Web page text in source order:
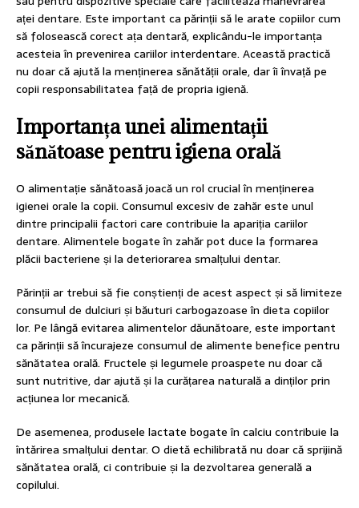
aței dentare. Este important ca părinții să le arate copiilor cum
să folosească corect ața dentară, explicându-le importanța
acesteia în prevenirea cariilor interdentare. Această practică
nu doar că ajută la menținerea sănătății orale, dar îi învață pe
copii responsabilitatea față de propria igienă.
Importanța unei alimentații
sănătoase pentru igiena orală
O alimentație sănătoasă joacă un rol crucial în menținerea
igienei orale la copii. Consumul excesiv de zahăr este unul
dintre principalii factori care contribuie la apariția cariilor
dentare. Alimentele bogate în zahăr pot duce la formarea
plăcii bacteriene și la deteriorarea smalțului dentar.
Părinții ar trebui să fie conștienți de acest aspect și să limiteze
consumul de dulciuri și băuturi carbogazoase în dieta copiilor
lor. Pe lângă evitarea alimentelor dăunătoare, este important
ca părinții să încurajeze consumul de alimente benefice pentru
sănătatea orală. Fructele și legumele proaspete nu doar că
sunt nutritive, dar ajută și la curățarea naturală a dinților prin
acțiunea lor mecanică.
De asemenea, produsele lactate bogate în calciu contribuie la
întărirea smalțului dentar. O dietă echilibrată nu doar că sprijină
sănătatea orală, ci contribuie și la dezvoltarea generală a
copilului.